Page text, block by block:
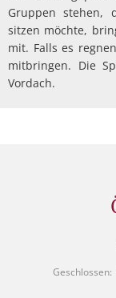
Gruppen stehen,
sitzen möchte,
mit. Falls es
mitbringen. Die
Vordach.
Klicken, um
Geschlossen: